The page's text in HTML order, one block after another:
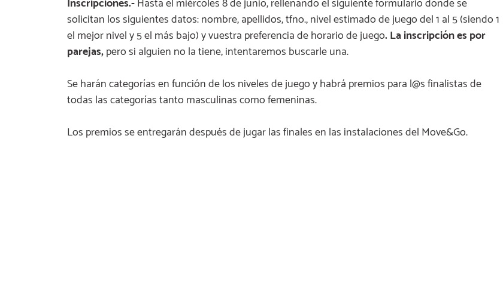
Inscripciones.-Hasta el miércoles 8 de junio, rellenando el siguiente formulario donde se
solicitan los siguientes datos: nombre, apellidos, tfno., nivel estimado de juego del 1 al 5 (siendo 1
el mejor nivel y 5 el más bajo) y vuestra preferencia de horario de juego. La inscripción es por
parejas,pero si alguien no la tiene, intentaremos buscarle una.
Se harán categorías en función de los niveles de juego y habrá premios para l@s finalistas de
todas las categorías tanto masculinas como femeninas.
Los premios se entregarán después de jugar las finales en las instalaciones del Move&Go.